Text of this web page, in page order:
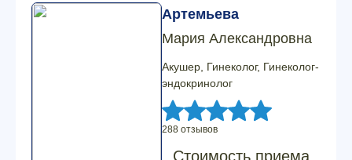
Артемьева
Мария Александровна
Акушер, Гинеколог, Гинеколог-
эндокринолог
288 отзывов
Стоимость приема